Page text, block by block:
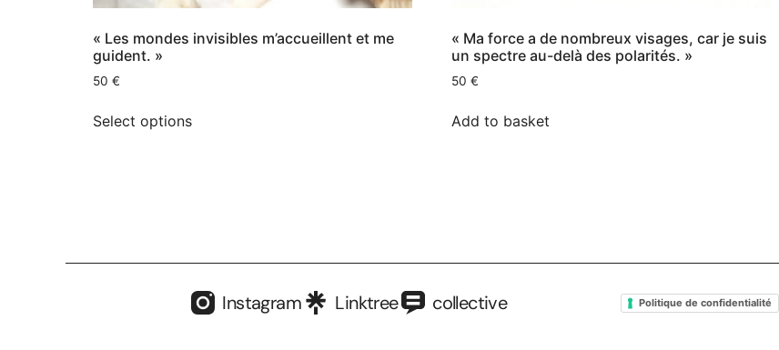
« Les mondes invisibles m’accueillent et me
guident. »
50 €
Select options
« Ma force a de nombreux visages, car je suis
un spectre au-delà des polarités. »
50 €
Add to basket
Instagram Linktree collective Politique de confidentialité